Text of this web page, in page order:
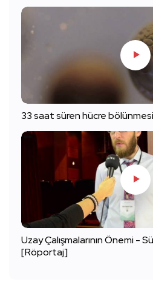
33 saat süren hücre
Uzay Çalışmalarının Önemi -
[Röportaj]